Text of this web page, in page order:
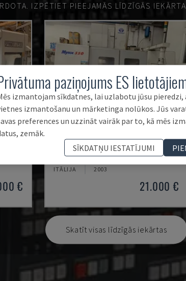
IZPĒTIET PIEEJAMĀS LĪDZĪGĀS
€
MYNX 550
DAEWOO - VERTIKĀLAIS APSTRĀDES CENTRS
ITĀLIJA 2003
21.000 €
Skatīt visas līdzīgās iekārtas
paziņojums ES
izmantojam sīkdatnes, lai uzlabotu jūsu
izmantošanu un mārketinga nolūkos. Jūs
preferences un uzzināt vairāk par to, kā mēs
zemāk.
SĪKDATŅU IESTATĪJUMI